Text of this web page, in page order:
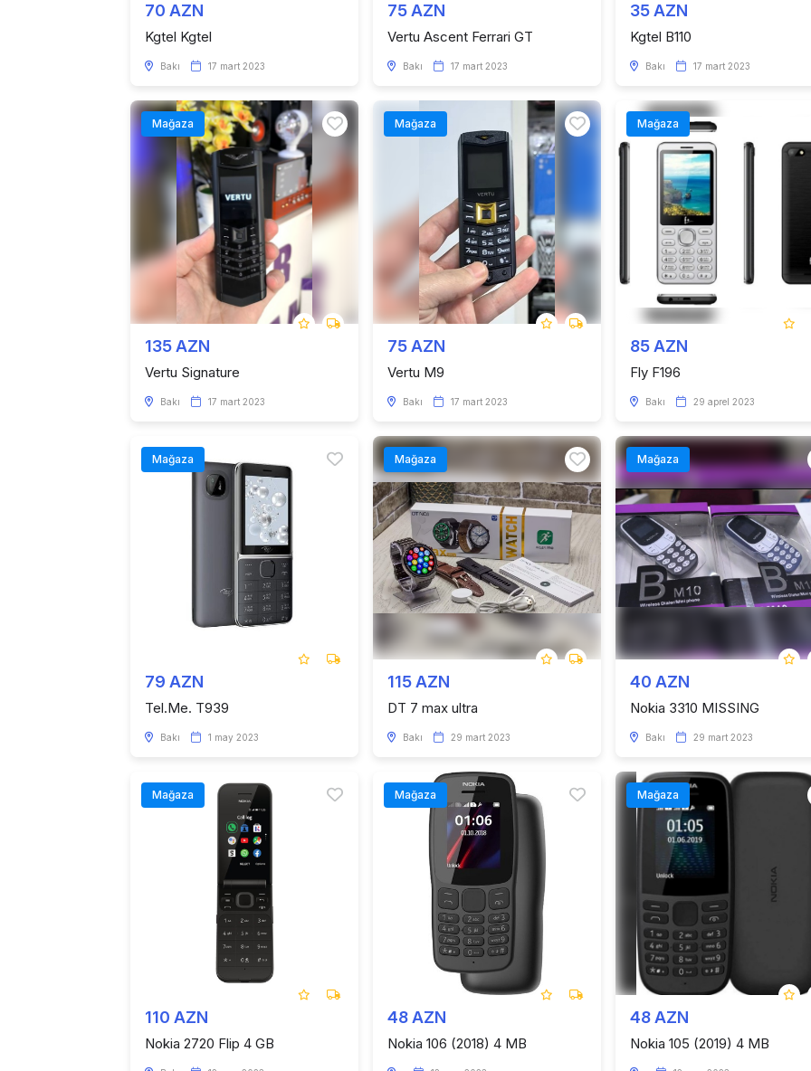
70 AZN
Kgtel Kgtel
Bakı 17 mart 2023
75 AZN
Vertu Ascent Ferrari GT
Bakı 17 mart 2023
35 AZN
Kgtel B110
Bakı 17 mart 2023
Mağaza
135 AZN
Vertu Signature
Bakı 17 mart 2023
Mağaza
75 AZN
Vertu M9
Bakı 17 mart 2023
Mağaza
85 AZN
Fly F196
Bakı 29 aprel 2023
Mağaza
79 AZN
Tel.Me. T939
Bakı 1 may 2023
Mağaza
115 AZN
DT 7 max ultra
Bakı 29 mart 2023
Mağaza
40 AZN
Nokia 3310 MISSING
Bakı 29 mart 2023
Mağaza
110 AZN
Nokia 2720 Flip 4 GB
Mağaza
48 AZN
Nokia 106 (2018) 4 MB
Mağaza
48 AZN
Nokia 105 (2019) 4 MB